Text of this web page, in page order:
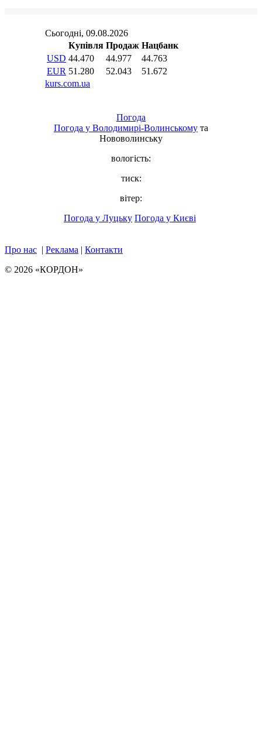
Погода
Погода у Володимирі-Волинському та
Нововолинську
вологість:
тиск:
вітер:
Погода у Луцьку Погода у Києві
Про нас | Реклама | Контакти
© 2026 «КОРДОН»